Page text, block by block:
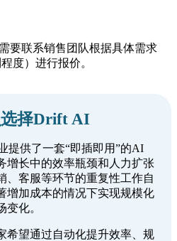
要联系销售团队根据具体需求
度）进行报价。
选择Drift AI
提供了一套“即插即用”的AI
增长中的效率瓶颈和人力扩张
、客服等环节的重复性工作自
增加成本的情况下实现规模化
化。
希望通过自动化提升效率、规